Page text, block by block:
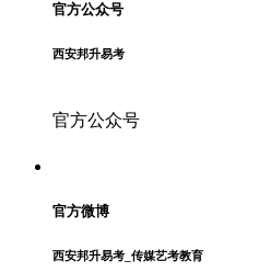
官方公众号
西安邦升易考
官方公众号
官方微博
西安邦升易考_传媒艺考教育